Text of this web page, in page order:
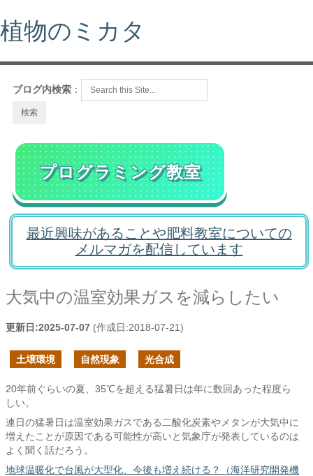
植物のミカタ
ブログ内検索 ：
プログラミング教室
最近興味があることや肥料教室についての
メルマガを配信しています
大気中の温室効果ガスを減らしたい
更新日:2025-07-07 (作成日:2018-07-21)
土壌環境 自然現象 光合成
20年前ぐらいの夏、35℃を超える猛暑日は年に数回あった程度ら
しい。
連日の猛暑日は温室効果ガスである二酸化炭素やメタンが大気中に
増えたことが原因である可能性が高いと気象庁が発表しているのは
よく聞く話だろう。
地球温暖化で台風が大型化、今後も増え続ける？（海洋研究開発機